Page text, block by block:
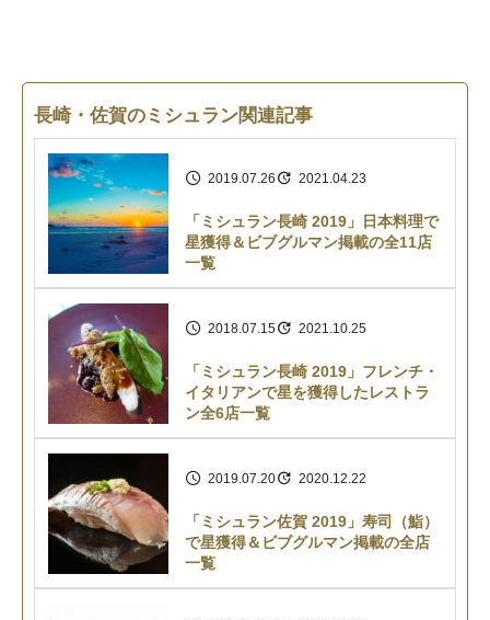
長崎・佐賀のミシュラン関連記事
2019.07.26 2021.04.23
「ミシュラン長崎 2019」日本料理で
星獲得＆ビブグルマン掲載の全11店
一覧
2018.07.15 2021.10.25
「ミシュラン長崎 2019」フレンチ・
イタリアンで星を獲得したレストラ
ン全6店一覧
2019.07.20 2020.12.22
「ミシュラン佐賀 2019」寿司（鮨）
で星獲得＆ビブグルマン掲載の全店
一覧